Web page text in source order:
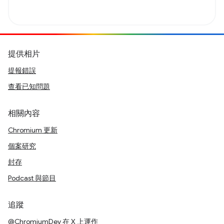
提供相片
提報錯誤
查看已知問題
相關內容
Chromium 更新
個案研究
封存
Podcast 與節目
追蹤
@ChromiumDev 在 X 上運作